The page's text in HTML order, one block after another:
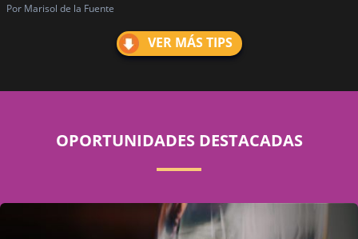
Por Marisol de la Fuente
VER MÁS TIPS
OPORTUNIDADES DESTACADAS